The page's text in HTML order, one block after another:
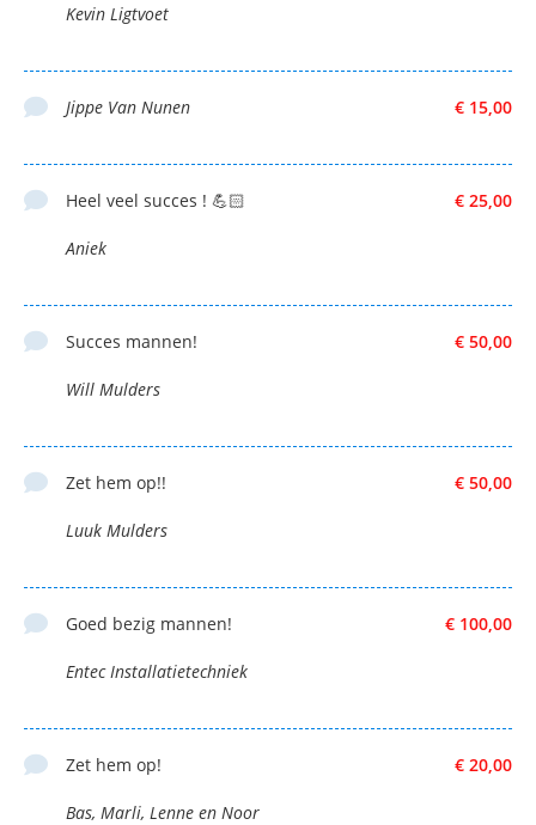
Kevin Ligtvoet
€ 15,00
Jippe Van Nunen
€ 25,00
Heel veel succes ! 💪🏻
Aniek
€ 50,00
Succes mannen!
Will Mulders
€ 50,00
Zet hem op!!
Luuk Mulders
€ 100,00
Goed bezig mannen!
Entec Installatietechniek
€ 20,00
Zet hem op!
Bas, Marli, Lenne en Noor